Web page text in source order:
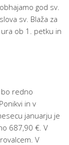
god sv.
sv. Blaža za
ob 1. petku in
bo redno
in v
januarju je
687,90 €. V
V